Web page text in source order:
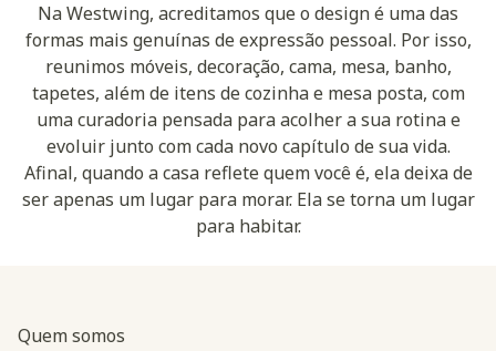
Na Westwing, acreditamos que o design é uma das
formas mais genuínas de expressão pessoal. Por isso,
reunimos móveis, decoração, cama, mesa, banho,
tapetes, além de itens de cozinha e mesa posta, com
uma curadoria pensada para acolher a sua rotina e
evoluir junto com cada novo capítulo de sua vida.
Afinal, quando a casa reflete quem você é, ela deixa de
ser apenas um lugar para morar. Ela se torna um lugar
para habitar.
Quem somos